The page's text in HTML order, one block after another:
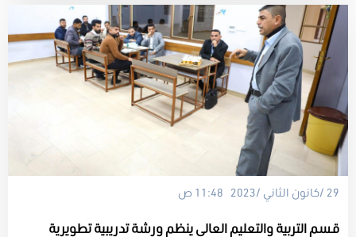
29 /كانون الثاني /2023 11:48 ص
قسم التربية والتعليم العالي ينظم ورشة تدريبية تطويرية